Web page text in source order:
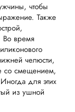
чтобы
Также
Во время
челюсти,
со смещением,
для этих
из ушной